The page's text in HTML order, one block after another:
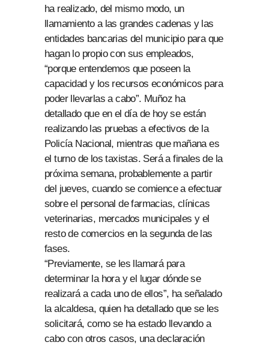
ha realizado, del mismo modo, un
llamamiento a las grandes cadenas y las
entidades bancarias del municipio para que
hagan lo propio con sus empleados,
“porque entendemos que poseen la
capacidad y los recursos económicos para
poder llevarlas a cabo”. Muñoz ha
detallado que en el día de hoy se están
realizando las pruebas a efectivos de la
Policía Nacional, mientras que mañana es
el turno de los taxistas. Será a finales de la
próxima semana, probablemente a partir
del jueves, cuando se comience a efectuar
sobre el personal de farmacias, clínicas
veterinarias, mercados municipales y el
resto de comercios en la segunda de las
fases.
“Previamente, se les llamará para
determinar la hora y el lugar dónde se
realizará a cada uno de ellos”, ha señalado
la alcaldesa, quien ha detallado que se les
solicitará, como se ha estado llevando a
cabo con otros casos, una declaración